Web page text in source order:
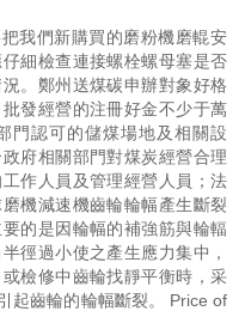
我們新購買的磨粉機磨輥安
細檢查連接螺栓螺母塞是否
。鄭州送煤碳申辦對象好格
發經營的注冊好金不少于萬
門認可的儲煤場地及相關設
府相關部門對煤炭經營合理
作人員及管理經營人員；法
機減速機齒輪輪幅產生斷裂
的是因輪幅的補強筋與輪輻
徑過小使之產生應力集中，
檢修中齒輪找靜平衡時，采
起齒輪的輪幅斷裂。 Price of